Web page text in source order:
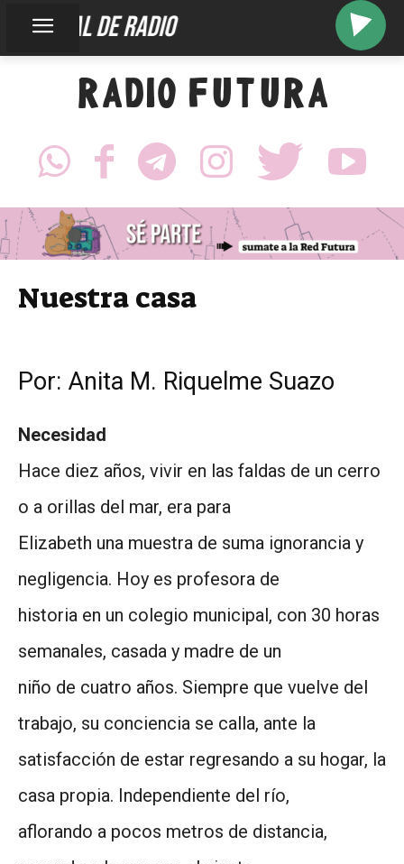
sos señal de radio
RADIO FUTURA
Nuestra casa
Por: Anita M. Riquelme Suazo
Necesidad
Hace diez años, vivir en las faldas de un cerro
o a orillas del mar, era para
Elizabeth una muestra de suma ignorancia y
negligencia. Hoy es profesora de
historia en un colegio municipal, con 30 horas
semanales, casada y madre de un
niño de cuatro años. Siempre que vuelve del
trabajo, su conciencia se calla, ante la
satisfacción de estar regresando a su hogar, la
casa propia. Independiente del río,
aflorando a pocos metros de distancia,